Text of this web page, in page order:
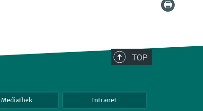
TOP
Mediathek Intranet